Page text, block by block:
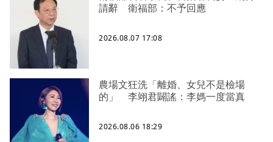
請辭 衛福部：不予回應
2026.08.07 17:08
農場文狂洗「離婚、女兒不是檢場
的」 李翊君闢謠：李媽一度當真
2026.08.06 18:29